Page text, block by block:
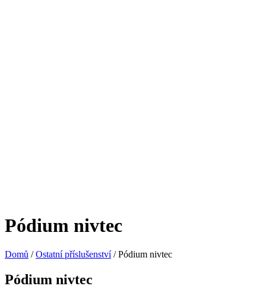
Pódium nivtec
Domů /Ostatní příslušenství/ Pódium nivtec
Pódium nivtec